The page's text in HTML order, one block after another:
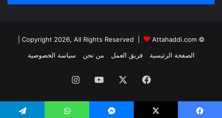
© Copyright 2026, All Rights Reserved |
Attahaddi.com
الصفحة الرئيسية
فريق العمل من نحن سياسة الخصوصية
فيسبوك يوتيوب